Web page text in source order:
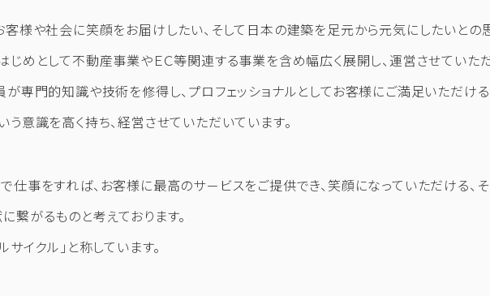
客様や社会に笑顔をお届けしたい、そして日本の建築を足元から元気にしたいとの
じめとして不動産事業やＥＣ等関連する事業を含め幅広く展開し、運営させていた
が専門的知識や技術を修得し、プロフェッショナルとしてお客様にご満足いただけ
意識を高く持ち、経営させていただいています。
仕事をすれば、お客様に最高のサ－ビスをご提供でき、笑顔になっていただける、
繋がるものと考えております。
サイクル」と称しています。